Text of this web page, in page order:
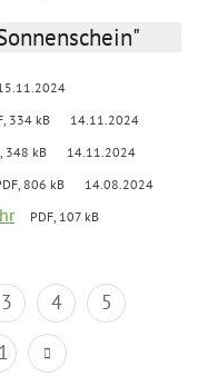
334 kB 14.11.2024
348 kB 14.11.2024
806 kB 14.08.2024
PDF, 107 kB
3 4
5